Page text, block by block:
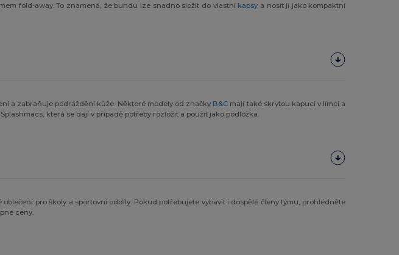
fold-away. To znamená, že bundu lze snadno složit do vlastní kapsy a nosit ji jako kompaktní
a zabraňuje podráždění kůže. Některé modely od značky B&C mají také skrytou kapuci v límci a
která se dají v případě potřeby rozložit a použít jako podložka.
pro školy a sportovní oddíly. Pokud potřebujete vybavit i dospělé členy týmu, prohlédněte
ceny.